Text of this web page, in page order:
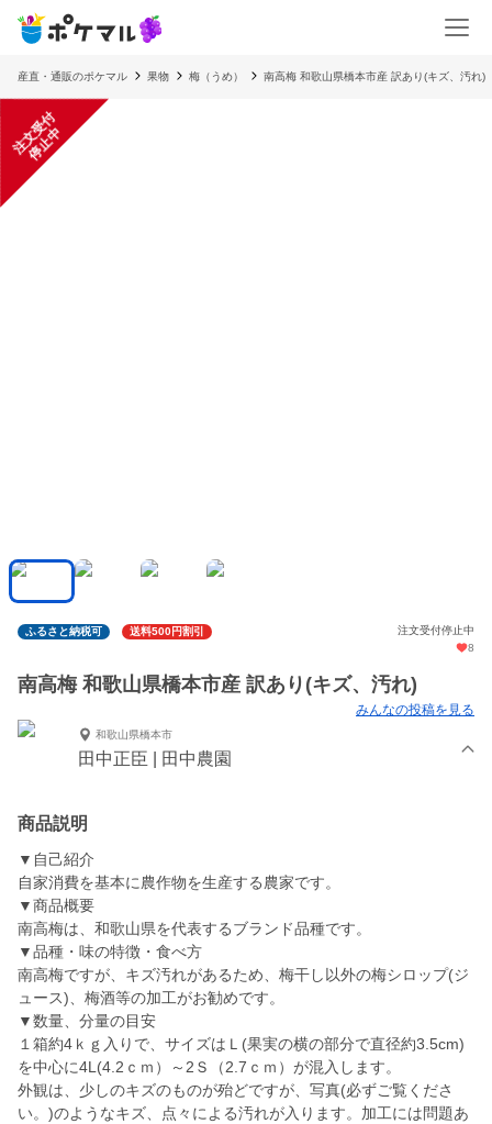
産直・通販のポケマル 果物 梅（うめ） 南高梅 和歌山県橋本市産 訳あり(キズ、汚れ)
注
文
受
付
停
止
中
ふるさと納税可 送料500円割引
注文受付停止中
8
南高梅 和歌山県橋本市産 訳あり(キズ、汚れ)
みんなの投稿を見る
和歌山県橋本市
田中正臣 | 田中農園
商品説明
▼自己紹介
自家消費を基本に農作物を生産する農家です。
▼商品概要
南高梅は、和歌山県を代表するブランド品種です。
▼品種・味の特徴・食べ方
南高梅ですが、キズ汚れがあるため、梅干し以外の梅シロップ(ジ
ュース)、梅酒等の加工がお勧めです。
▼数量、分量の目安
１箱約4ｋｇ入りで、サイズはＬ(果実の横の部分で直径約3.5cm)
を中心に4L(4.2ｃｍ）～2Ｓ（2.7ｃｍ）が混入します。
外観は、少しのキズのものが殆どですが、写真(必ずご覧くださ
い。)のようなキズ、点々による汚れが入ります。加工には問題あ